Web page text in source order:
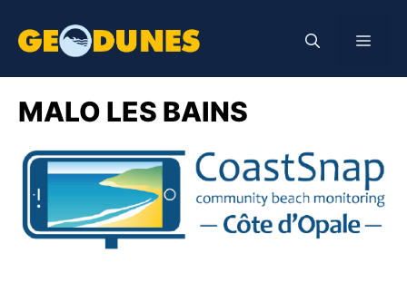
contenu
MALO LES BAINS